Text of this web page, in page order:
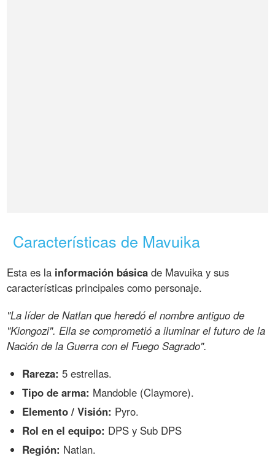
Características de Mavuika
Esta es la información básica de Mavuika y sus
características principales como personaje.
"La líder de Natlan que heredó el nombre antiguo de
"Kiongozi". Ella se comprometió a iluminar el futuro de la
Nación de la Guerra con el Fuego Sagrado".
Rareza: 5 estrellas.
Tipo de arma: Mandoble (Claymore).
Elemento / Visión: Pyro.
Rol en el equipo: DPS y Sub DPS
Región: Natlan.